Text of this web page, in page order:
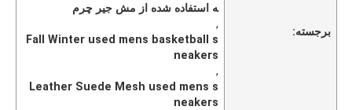
برجسته:
ه استفاده شده از مش جیر چرم
,
Fall Winter used mens basketball s
neakers
,
Leather Suede Mesh used mens s
neakers